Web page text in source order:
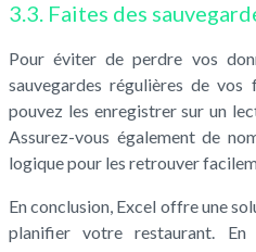
3.3. Faites des
Pour éviter de perdre vos
sauvegardes régulières de vos
pouvez les enregistrer sur un
Assurez-vous également de
logique pour les retrouver
En conclusion, Excel offre une
planifier votre restaurant. En